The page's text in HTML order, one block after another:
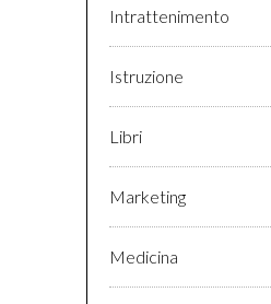
Intrattenimento
Istruzione
Libri
Marketing
Medicina